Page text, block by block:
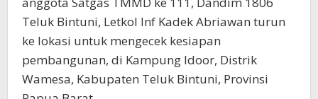
Teluk Bintuni, Letkol Inf Kadek Abriawan turun
ke lokasi untuk mengecek kesiapan
pembangunan, di Kampung Idoor, Distrik
Wamesa, Kabupaten Teluk Bintuni, Provinsi